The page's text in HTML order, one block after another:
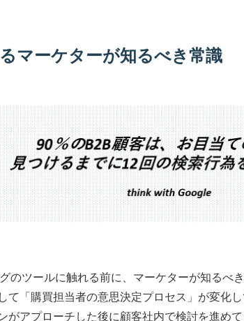
マーケターが知るべき常識
のツールに触れる前に、マーケターが知るべ
て「購買担当者の意思決定プロセス」が変化し
がアプローチした後に顧客社内で検討を進め